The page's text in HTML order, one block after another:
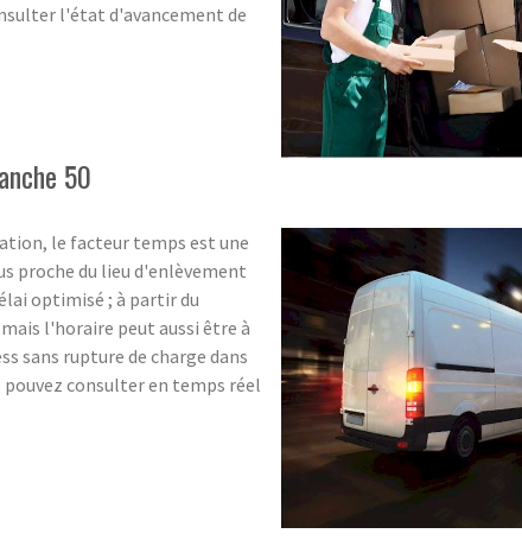
l'état d'avancement de
50
le facteur temps est une
proche du lieu d'enlèvement
optimisé ; à partir du
l'horaire peut aussi être à
sans rupture de charge dans
pouvez consulter en temps réel